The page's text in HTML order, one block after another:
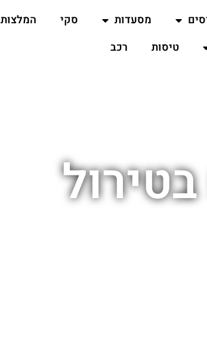
מסעדות סקי
המלצות
טיסות רכב